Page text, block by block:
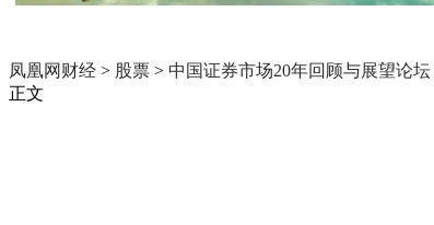
凤凰网财经 > 股票 > 中国证券市场20年回顾与展望论坛
正文